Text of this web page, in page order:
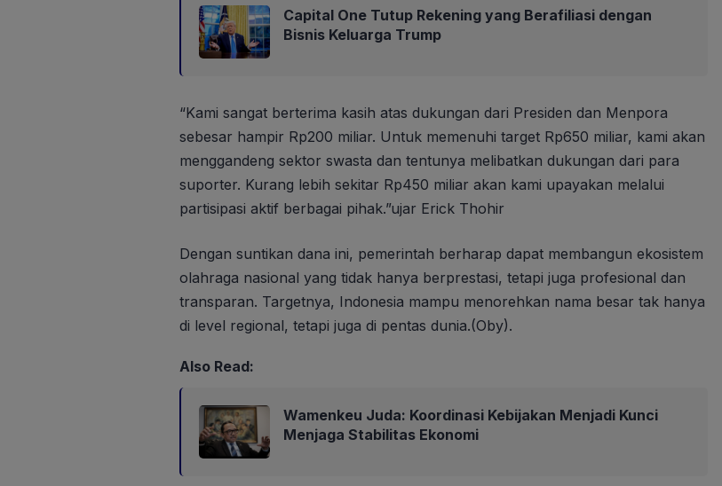
Capital One Tutup Rekening yang Berafiliasi dengan
Bisnis Keluarga Trump
“Kami sangat berterima kasih atas dukungan dari Presiden dan Menpora
sebesar hampir Rp200 miliar. Untuk memenuhi target Rp650 miliar, kami akan
menggandeng sektor swasta dan tentunya melibatkan dukungan dari para
suporter. Kurang lebih sekitar Rp450 miliar akan kami upayakan melalui
partisipasi aktif berbagai pihak.”ujar Erick Thohir
Dengan suntikan dana ini, pemerintah berharap dapat membangun ekosistem
olahraga nasional yang tidak hanya berprestasi, tetapi juga profesional dan
transparan. Targetnya, Indonesia mampu menorehkan nama besar tak hanya
di level regional, tetapi juga di pentas dunia.(Oby).
Also Read:
Wamenkeu Juda: Koordinasi Kebijakan Menjadi Kunci
Menjaga Stabilitas Ekonomi